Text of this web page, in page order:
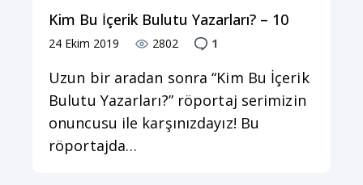
Kim Bu İçerik Bulutu Yazarları? – 10
24 Ekim 2019 2802 1
Uzun bir aradan sonra “Kim Bu İçerik
Bulutu Yazarları?” röportaj serimizin
onuncusu ile karşınızdayız! Bu
röportajda…